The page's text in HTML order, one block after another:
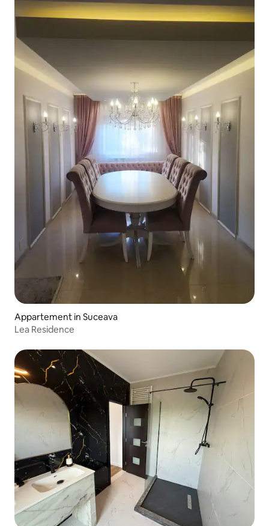
Appartement in Suceava
Lea Residence